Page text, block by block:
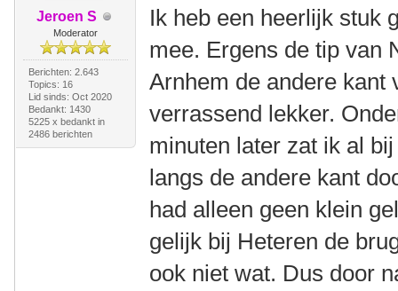
Jeroen S
Moderator
Berichten: 2.643
Topics: 16
Lid sinds: Oct 2020
Bedankt: 1430
5225 x bedankt in
2486 berichten
Ik heb een heerlijk stuk
mee. Ergens de tip van
Arnhem de andere kant
verrassend lekker.
minuten later zat ik al
langs de andere kant
had alleen geen klein
gelijk bij Heteren de
ook niet wat. Dus door